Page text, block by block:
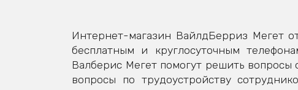
Интернет-магазин ВайлдБерриз Мегет
бесплатным и круглосуточным
Валберис Мегет помогут решить вопросы
вопросы по трудоустройству